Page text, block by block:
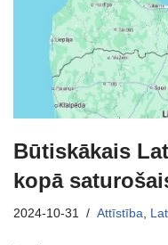
Būtiskākais
kopā
2024-10-31 Attīstība